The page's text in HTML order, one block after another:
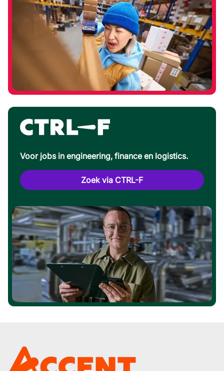
Voor jobs in engineering, finance en logistics.
Zoek via CTRL-F